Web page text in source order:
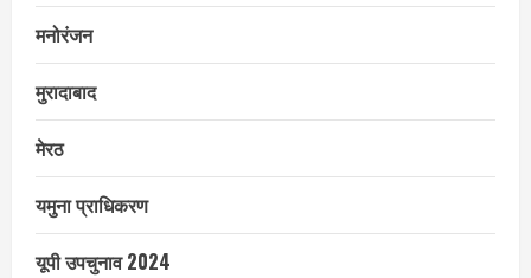
मनोरंजन
मुरादाबाद
मेरठ
यमुना प्राधिकरण
यूपी उपचुनाव 2024